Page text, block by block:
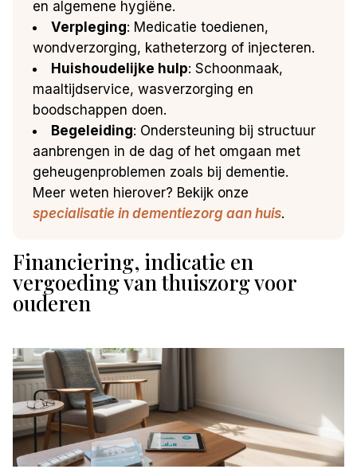
en algemene hygiëne.
Verpleging: Medicatie toedienen,
wondverzorging, katheterzorg of injecteren.
Huishoudelijke hulp: Schoonmaak,
maaltijdservice, wasverzorging en
boodschappen doen.
Begeleiding: Ondersteuning bij structuur
aanbrengen in de dag of het omgaan met
geheugenproblemen zoals bij dementie.
Meer weten hierover? Bekijk onze
specialisatie in dementiezorg aan huis.
Financiering, indicatie en
vergoeding van thuiszorg voor
ouderen